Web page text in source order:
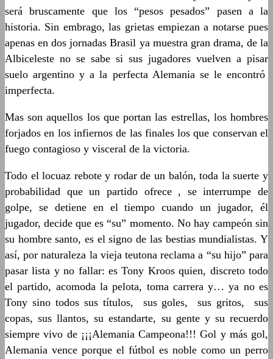
será bruscamente que los “pesos pesados” pasen a la
historia. Sin embrago, las grietas empiezan a notarse pues
apenas en dos jornadas Brasil ya muestra gran drama, de la
Albiceleste no se sabe si sus jugadores vuelven a pisar
suelo argentino y a la perfecta Alemania se le encontró
imperfecta.
Mas son aquellos los que portan las estrellas, los hombres
forjados en los infiernos de las finales los que conservan el
fuego contagioso y visceral de la victoria.
Todo el locuaz rebote y rodar de un balón, toda la suerte y
probabilidad que un partido ofrece , se interrumpe de
golpe, se detiene en el tiempo cuando un jugador, él
jugador, decide que es “su” momento. No hay campeón sin
su hombre santo, es el signo de las bestias mundialistas. Y
así, por naturaleza la vieja teutona reclama a “su hijo” para
pasar lista y no fallar: es Tony Kroos quien, discreto todo
el partido, acomoda la pelota, toma carrera y… ya no es
Tony sino todos sus títulos, sus goles, sus gritos, sus
copas, sus llantos, su estandarte, su gente y su recuerdo
siempre vivo de ¡¡¡Alemania Campeona!!! Gol y más gol,
Alemania vence porque el fútbol es noble como un perro